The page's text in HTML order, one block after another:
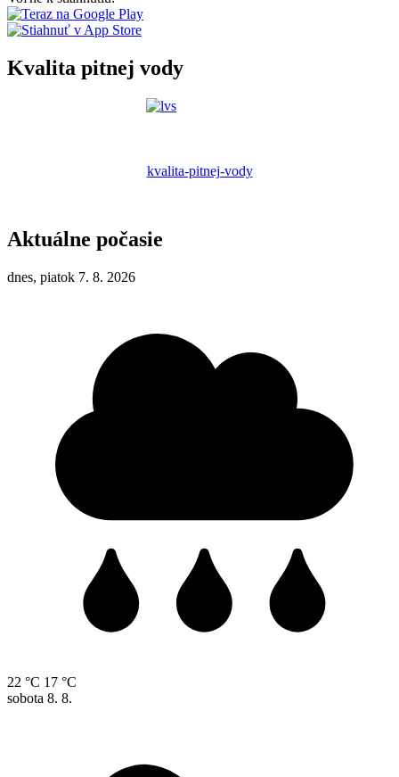
Kvalita pitnej vody
kvalita-pitnej-vody
Aktuálne počasie
dnes, piatok 7. 8. 2026
22 °C 17 °C
sobota 8. 8.